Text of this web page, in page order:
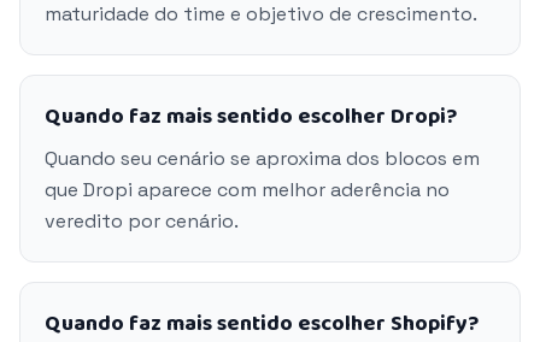
maturidade do time e objetivo de crescimento.
Quando faz mais sentido escolher Dropi?
Quando seu cenário se aproxima dos blocos em
que Dropi aparece com melhor aderência no
veredito por cenário.
Quando faz mais sentido escolher Shopify?